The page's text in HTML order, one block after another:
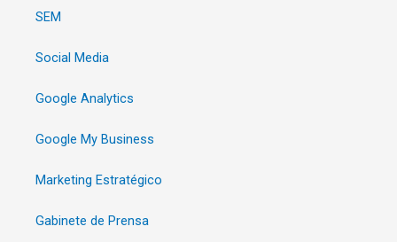
SEM
Social Media
Google Analytics
Google My Business
Marketing Estratégico
Gabinete de Prensa